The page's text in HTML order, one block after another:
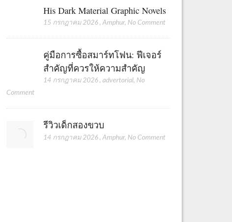
His Dark Material Graphic Novels
15 กรกฎาคม 2026 ,Amphur, No Comment
คู่มือการซื้อสมาร์ทโฟน: ฟีเจอร์
สำคัญที่ควรให้ความสำคัญ
14 กรกฎาคม 2026 ,advertorial, No
Comment
รีวิวเด็กสองขวบ
14 กรกฎาคม 2026 ,Amphur, No Comment